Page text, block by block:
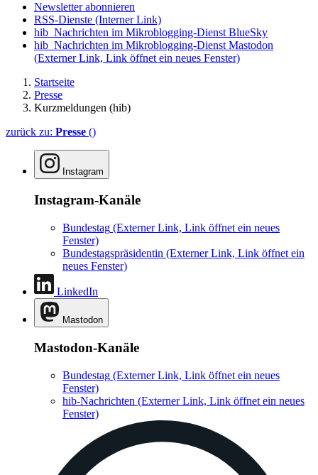
Newsletter abonnieren
RSS-Dienste (Interner Link)
hib_Nachrichten im Mikroblogging-Dienst BlueSky
hib_Nachrichten im Mikroblogging-Dienst Mastodon
(Externer Link, Link öffnet ein neues Fenster)
Startseite
Presse
Kurzmeldungen (hib)
zurück zu: Presse ()
Instagram
Instagram-Kanäle
Bundestag (Externer Link, Link öffnet ein neues
Fenster)
Bundestagspräsidentin (Externer Link, Link öffnet ein
neues Fenster)
LinkedIn
Mastodon
Mastodon-Kanäle
Bundestag (Externer Link, Link öffnet ein neues
Fenster)
hib-Nachrichten (Externer Link, Link öffnet ein neues
Fenster)